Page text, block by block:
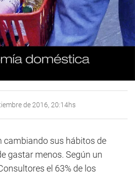
de 2016, 20:14hs
cambiando sus hábitos de
gastar menos. Según un
el 63% de los